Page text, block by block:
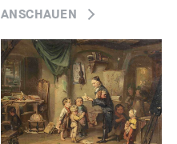
ANSCHAUEN